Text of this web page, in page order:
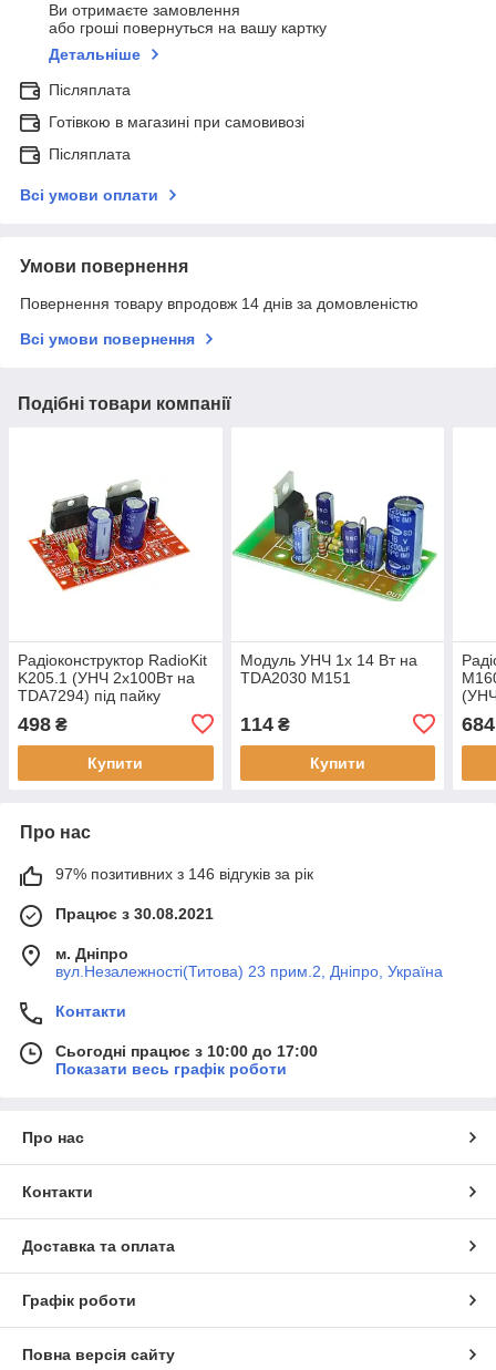
Ви отримаєте замовлення
або гроші повернуться на вашу картку
Детальніше
Післяплата
Готівкою в магазині при самовивозі
Післяплата
Всі умови оплати
Умови повернення
Повернення товару впродовж 14 днів за домовленістю
Всі умови повернення
Подібні товари компанії
Радіоконструктор RadioKit
K205.1 (УНЧ 2х100Вт на
TDA7294) під пайку
498 ₴
Купити
Модуль УНЧ 1х 14 Вт на
TDA2030 M151
114₴
Купити
684
Про нас
97% позитивних з 146 відгуків за рік
Працює з 30.08.2021
м. Дніпро
вул.Незалежності(Титова) 23 прим.2, Дніпро, Україна
Контакти
Сьогодні працює з 10:00 до 17:00
Показати весь графік роботи
Про нас
Контакти
Доставка та оплата
Графік роботи
Повна версія сайту